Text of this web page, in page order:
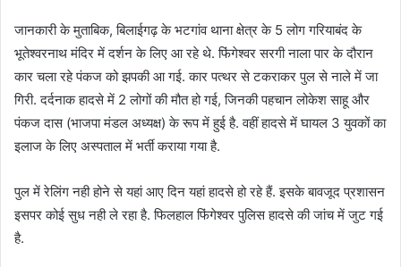
जानकारी के मुताबिक, बिलाईगढ़ के भटगांव थाना क्षेत्र के 5 लोग गरियाबंद के
भूतेश्वरनाथ मंदिर में दर्शन के लिए आ रहे थे. फिंगेश्वर सरगी नाला पार के दौरान
कार चला रहे पंकज को झपकी आ गई. कार पत्थर से टकराकर पुल से नाले में जा
गिरी. दर्दनाक हादसे में 2 लोगों की मौत हो गई, जिनकी पहचान लोकेश साहू और
पंकज दास (भाजपा मंडल अध्यक्ष) के रूप में हुई है. वहीं हादसे में घायल 3 युवकों का
इलाज के लिए अस्पताल में भर्ती कराया गया है.
पुल में रेलिंग नही होने से यहां आए दिन यहां हादसे हो रहे हैं. इसके बावजूद प्रशासन
इसपर कोई सुध नही ले रहा है. फिलहाल फिंगेश्वर पुलिस हादसे की जांच में जुट गई
है.